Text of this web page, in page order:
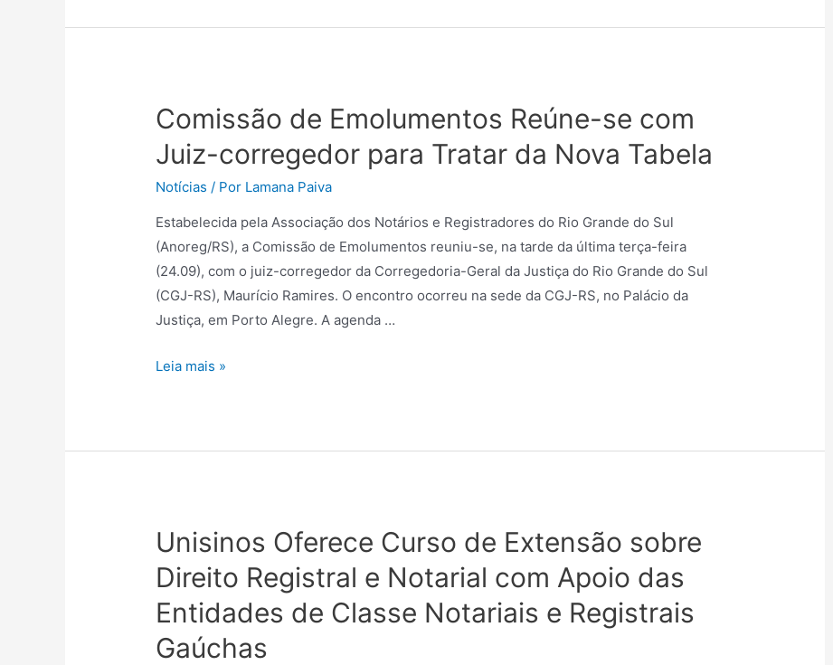
Comissão de Emolumentos Reúne-se com
Juiz-corregedor para Tratar da Nova Tabela
Notícias / Por Lamana Paiva
Estabelecida pela Associação dos Notários e Registradores do Rio Grande do Sul
(Anoreg/RS), a Comissão de Emolumentos reuniu-se, na tarde da última terça-feira
(24.09), com o juiz-corregedor da Corregedoria-Geral da Justiça do Rio Grande do Sul
(CGJ-RS), Maurício Ramires. O encontro ocorreu na sede da CGJ-RS, no Palácio da
Justiça, em Porto Alegre. A agenda …
Leia mais »
Unisinos Oferece Curso de Extensão sobre
Direito Registral e Notarial com Apoio das
Entidades de Classe Notariais e Registrais
Gaúchas